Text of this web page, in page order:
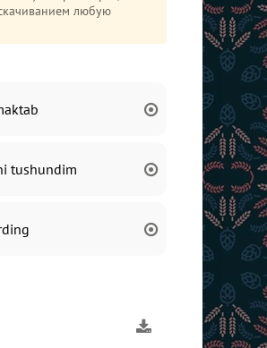
любую
tushundim